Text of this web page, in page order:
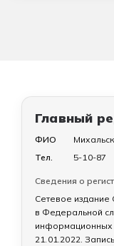
Главный
ФИО
Тел.
5-10-87
Сведения о
Сетевое
в Федеральной
информационных
21.01.2022.